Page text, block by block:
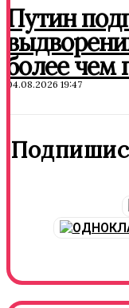
Путин
более чем
04.08.2026 19:47